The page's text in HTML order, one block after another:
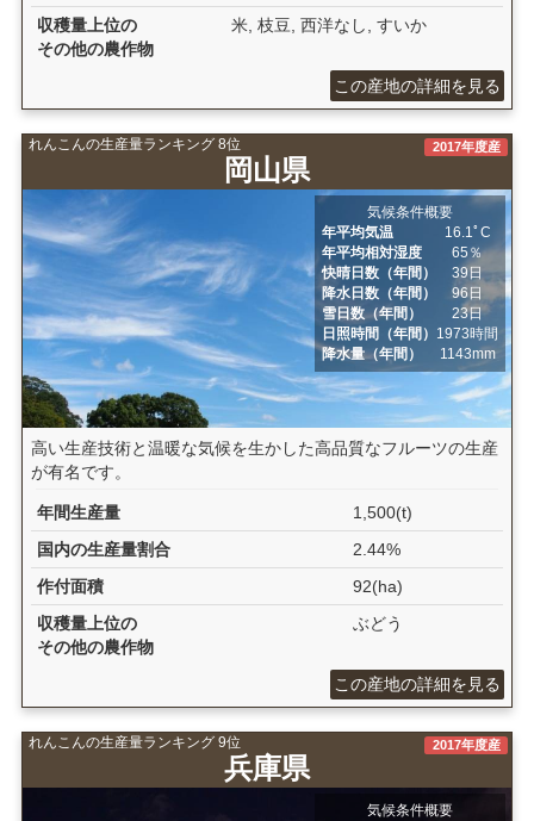
収穫量上位の
その他の農作物
米, 枝豆, 西洋なし, すいか
この産地の詳細を見る
れんこんの生産量ランキング 8位
岡山県
2017年度産
気候条件概要
年平均気温
16.1ﾟC
年平均相対湿度
65％
快晴日数（年間）
39日
降水日数（年間）
96日
雪日数（年間）
23日
日照時間（年間） 1973時間
降水量（年間）
1143mm
高い生産技術と温暖な気候を生かした高品質なフルーツの生産
が有名です。
年間生産量
1,500(t)
国内の生産量割合
2.44%
作付面積
92(ha)
収穫量上位の
その他の農作物
ぶどう
この産地の詳細を見る
れんこんの生産量ランキング 9位
兵庫県
2017年度産
気候条件概要